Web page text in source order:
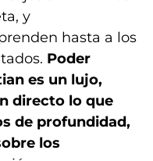
y
hasta a los
Poder
es un lujo,
directo lo que
de profundidad,
los